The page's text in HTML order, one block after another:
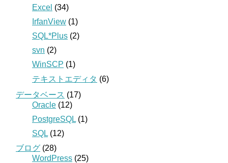
Excel (34)
IrfanView (1)
SQL*Plus (2)
svn (2)
WinSCP (1)
テキストエディタ (6)
データベース (17)
Oracle (12)
PostgreSQL (1)
SQL (12)
ブログ (28)
WordPress (25)